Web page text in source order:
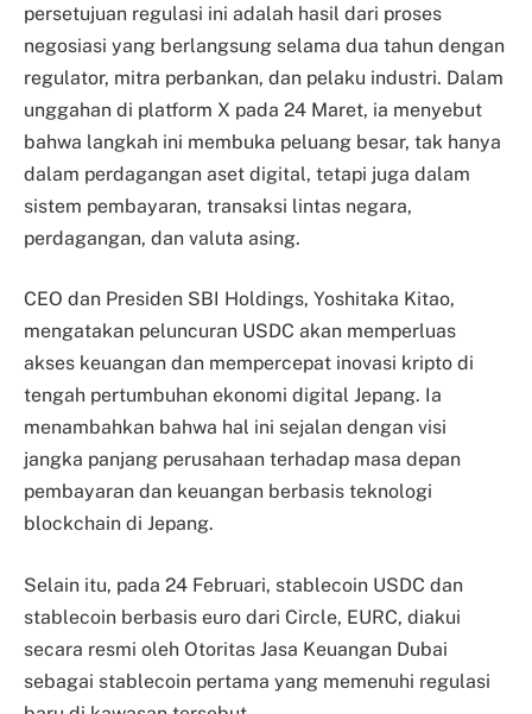
persetujuan regulasi ini adalah hasil dari proses
negosiasi yang berlangsung selama dua tahun dengan
regulator, mitra perbankan, dan pelaku industri. Dalam
unggahan di platform X pada 24 Maret, ia menyebut
bahwa langkah ini membuka peluang besar, tak hanya
dalam perdagangan aset digital, tetapi juga dalam
sistem pembayaran, transaksi lintas negara,
perdagangan, dan valuta asing.
CEO dan Presiden SBI Holdings, Yoshitaka Kitao,
mengatakan peluncuran USDC akan memperluas
akses keuangan dan mempercepat inovasi kripto di
tengah pertumbuhan ekonomi digital Jepang. Ia
menambahkan bahwa hal ini sejalan dengan visi
jangka panjang perusahaan terhadap masa depan
pembayaran dan keuangan berbasis teknologi
blockchain di Jepang.
Selain itu, pada 24 Februari, stablecoin USDC dan
stablecoin berbasis euro dari Circle, EURC, diakui
secara resmi oleh Otoritas Jasa Keuangan Dubai
sebagai stablecoin pertama yang memenuhi regulasi